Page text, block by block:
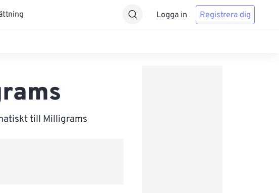
Logga in Registrera dig
till Milligrams